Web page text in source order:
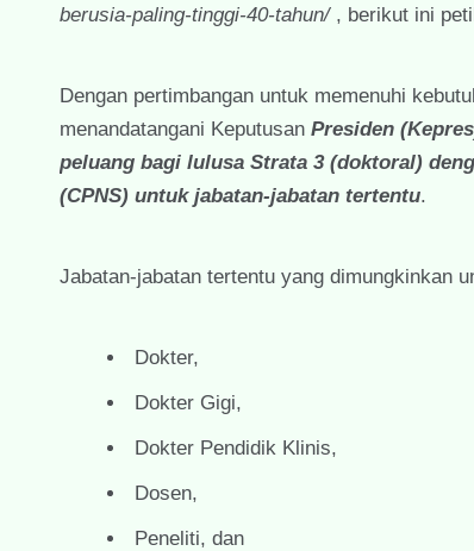
berusia-paling-tinggi-40-tahun/, berikut ini
Dengan pertimbangan untuk memenuhi
menandatangani Keputusan Presiden
peluang bagi lulusa Strata 3 (doktoral)
(CPNS) untuk jabatan-jabatan tertentu.
Jabatan-jabatan tertentu yang dimungkinkan
Dokter,
Dokter Gigi,
Dokter Pendidik Klinis,
Dosen,
Peneliti, dan